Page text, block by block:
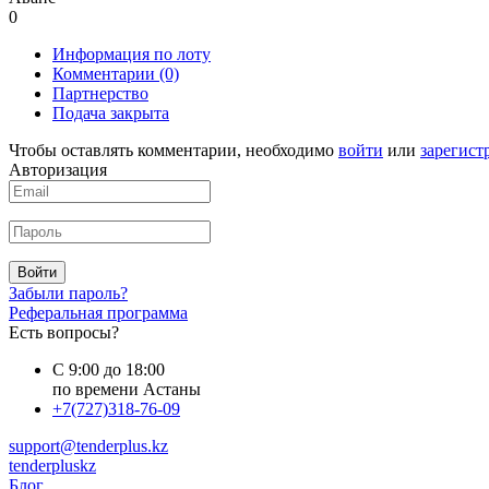
0
Информация по лоту
Комментарии (0)
Партнерство
Подача закрыта
Чтобы оставлять комментарии, необходимо войти или
Авторизация
Войти
Забыли пароль?
Реферальная программа
Есть вопросы?
С 9:00 до 18:00
по времени Астаны
+7(727)318-76-09
support@tenderplus.kz
tenderpluskz